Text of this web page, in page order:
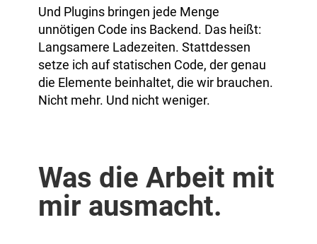
Und Plugins bringen jede Menge
unnötigen Code ins Backend. Das heißt:
Langsamere Ladezeiten. Stattdessen
setze ich auf statischen Code, der genau
die Elemente beinhaltet, die wir brauchen.
Nicht mehr. Und nicht weniger.
Was die Arbeit mit
mir ausmacht.